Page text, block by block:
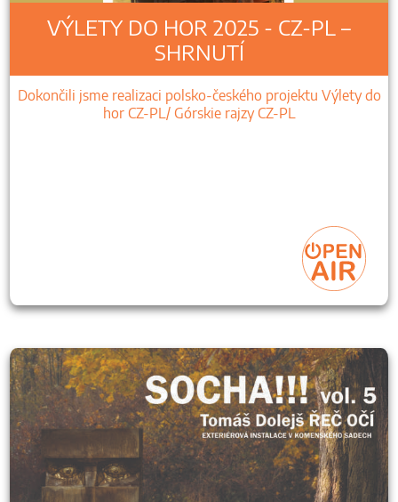
VÝLETY DO HOR 2025 - CZ-PL –
SHRNUTÍ
Dokončili jsme realizaci polsko-českého projektu Výlety do
hor CZ-PL/ Górskie rajzy CZ-PL